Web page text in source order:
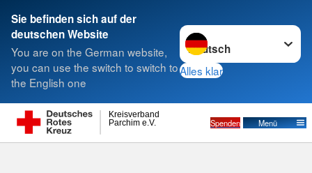
Sie befinden sich auf der
deutschen Website
You are on the German website,
you can use the switch to switch to
the English one
Sprache wechseln zu
Alles klar
Parchim e.V.
Kreisverband
Spenden Menü
Suche